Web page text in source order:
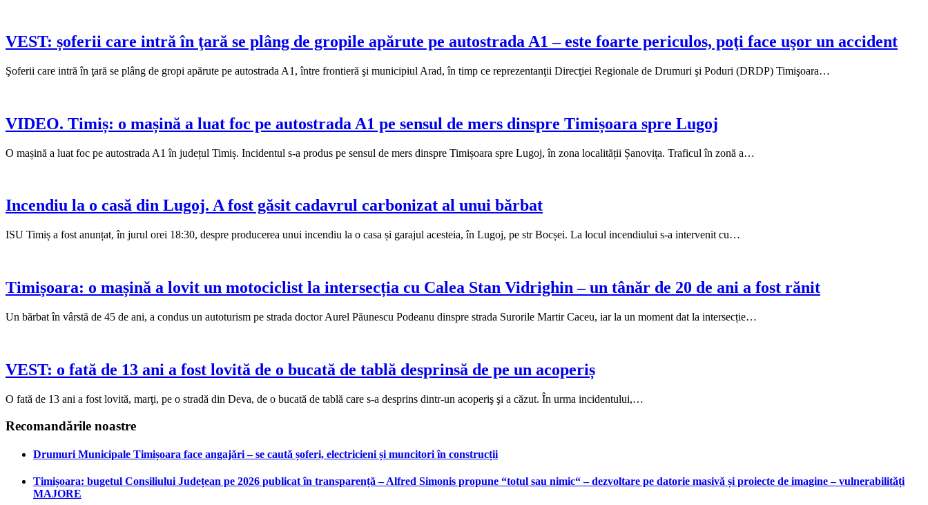
VEST: șoferii care intră în ţară se plâng de gropile apărute pe autostrada A1 – este foarte periculos, poţi face uşor un accident
Şoferii care intră în ţară se plâng de gropi apărute pe autostrada A1, între frontieră şi municipiul Arad, în timp ce reprezentanţii Direcţiei Regionale de Drumuri şi Poduri (DRDP) Timişoara…
VIDEO. Timiș: o mașină a luat foc pe autostrada A1 pe sensul de mers dinspre Timișoara spre Lugoj
O mașină a luat foc pe autostrada A1 în județul Timiș. Incidentul s-a produs pe sensul de mers dinspre Timișoara spre Lugoj, în zona localității Șanovița. Traficul în zonă a…
Incendiu la o casă din Lugoj. A fost găsit cadavrul carbonizat al unui bărbat
ISU Timiș a fost anunțat, în jurul orei 18:30, despre producerea unui incendiu la o casa și garajul acesteia, în Lugoj, pe str Bocșei. La locul incendiului s-a intervenit cu…
Timișoara: o mașină a lovit un motociclist la intersecția cu Calea Stan Vidrighin – un tânăr de 20 de ani a fost rănit
Un bărbat în vârstă de 45 de ani, a condus un autoturism pe strada doctor Aurel Păunescu Podeanu dinspre strada Surorile Martir Caceu, iar la un moment dat la intersecție…
VEST: o fată de 13 ani a fost lovită de o bucată de tablă desprinsă de pe un acoperiș
O fată de 13 ani a fost lovită, marţi, pe o stradă din Deva, de o bucată de tablă care s-a desprins dintr-un acoperiş şi a căzut. În urma incidentului,…
Recomandările noastre
Drumuri Municipale Timișoara face angajări – se caută șoferi, electricieni și muncitori în construcții
Timișoara: bugetul Consiliului Județean pe 2026 publicat în transparență – Alfred Simonis propune “totul sau nimic“ – dezvoltare pe datorie masivă și proiecte de imagine – vulnerabilități
MAJORE